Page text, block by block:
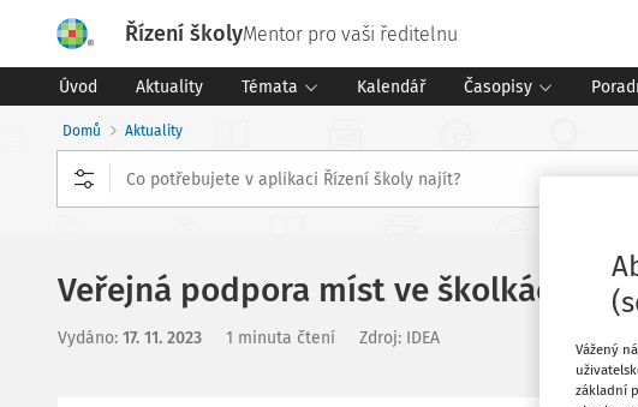
Řízení školyMentor pro vaši ředitelnu
Úvod Aktuality Témata Kalendář Časopisy
Domů Aktuality
Veřejná podpora míst ve školkách se
Vydáno: 17. 11. 2023 1 minuta čtení Zdroj: IDEA
Vážený
základní